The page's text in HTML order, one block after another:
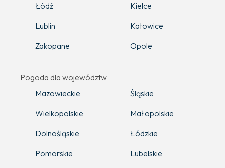
Łódź
Kielce
Lublin
Katowice
Zakopane
Opole
Pogoda dla województw
Mazowieckie
Śląskie
Wielkopolskie
Małopolskie
Dolnośląskie
Łódzkie
Pomorskie
Lubelskie